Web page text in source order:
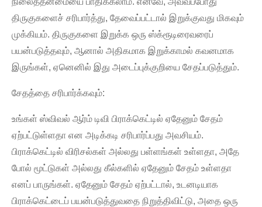
திருகுகளைச் சரிபார்த்து, தேவைப்பட்டால் இறுக்குவது மிகவும்
முக்கியம். திருகுகளை இறுக்க ஒரு ஸ்க்ரூடிரைவரைப்
பயன்படுத்தவும், ஆனால் அதிகமாக இறுக்காமல் கவனமாக
இருங்கள், ஏனெனில் இது அடைப்புக்குறியை சேதப்படுத்தும்.
சேதத்தை சரிபார்க்கவும்:
உங்கள் ஸ்விவல் ஆர்ம் டிவி பிராக்கெட்டில் ஏதேனும் சேதம்
ஏற்பட்டுள்ளதா என அடிக்கடி சரிபார்ப்பது அவசியம்.
பிராக்கெட்டில் விரிசல்கள் அல்லது பள்ளங்கள் உள்ளதா, அதே
போல் மூட்டுகள் அல்லது கீல்களில் ஏதேனும் சேதம் உள்ளதா
எனப் பாருங்கள். ஏதேனும் சேதம் ஏற்பட்டால், உடனடியாக
பிராக்கெட்டைப் பயன்படுத்துவதை நிறுத்திவிட்டு, அதை ஒரு